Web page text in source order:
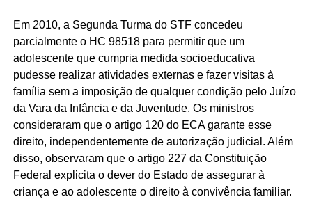
Em 2010, a Segunda Turma do STF concedeu
parcialmente o HC 98518 para permitir que um
adolescente que cumpria medida socioeducativa
pudesse realizar atividades externas e fazer visitas à
família sem a imposição de qualquer condição pelo Juízo
da Vara da Infância e da Juventude. Os ministros
consideraram que o artigo 120 do ECA garante esse
direito, independentemente de autorização judicial. Além
disso, observaram que o artigo 227 da Constituição
Federal explicita o dever do Estado de assegurar à
criança e ao adolescente o direito à convivência familiar.